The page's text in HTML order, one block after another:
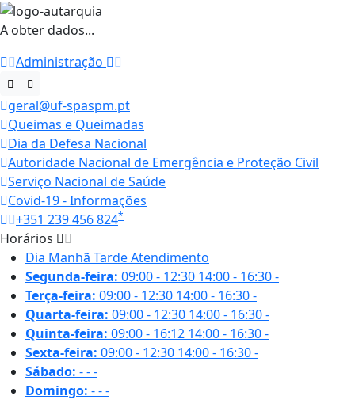
A obter dados...
Administração
geral@uf-spaspm.pt
Queimas e Queimadas
Dia da Defesa Nacional
Autoridade Nacional de Emergência e Proteção Civil
Serviço Nacional de Saúde
Covid-19 - Informações
+351 239 456 824*
Horários
Dia Manhã TardeAtendimento
Segunda-feira: 09:00 - 12:30 14:00 - 16:30-
Terça-feira: 09:00 - 12:30 14:00 - 16:30-
Quarta-feira: 09:00 - 12:30 14:00 - 16:30-
Quinta-feira: 09:00 - 16:12 14:00 - 16:30-
Sexta-feira: 09:00 - 12:30 14:00 - 16:30-
Sábado: ---
Domingo: ---